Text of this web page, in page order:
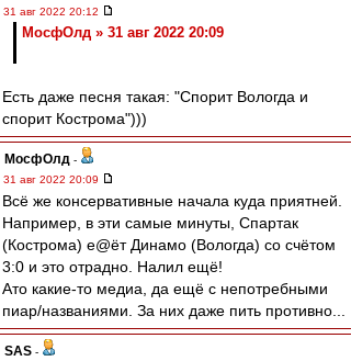
31 авг 2022 20:12
МосфОлд » 31 авг 2022 20:09
Есть даже песня такая: "Спорит Вологда и
спорит Кострома")))
МосфОлд -
31 авг 2022 20:09
Всё же консервативные начала куда приятней.
Например, в эти самые минуты, Спартак
(Кострома) е@ёт Динамо (Вологда) со счётом
3:0 и это отрадно. Налил ещё!
Ато какие-то медиа, да ещё с непотребными
пиар/названиями. За них даже пить противно...
SAS -